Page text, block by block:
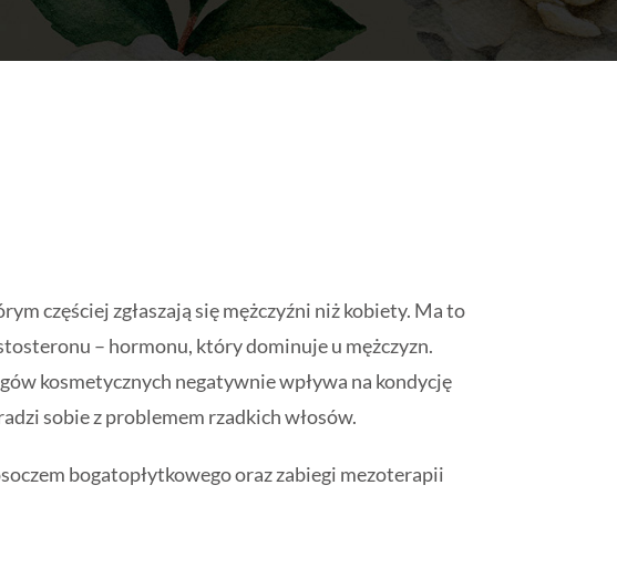
częściej zgłaszają się mężczyźni niż kobiety. Ma to
– hormonu, który dominuje u mężczyzn.
kosmetycznych negatywnie wpływa na kondycję
sobie z problemem rzadkich włosów.
bogatopłytkowego oraz zabiegi mezoterapii